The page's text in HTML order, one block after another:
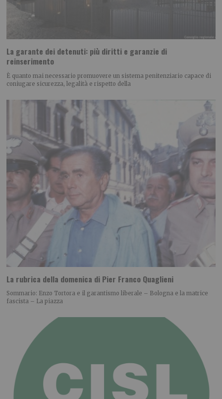
La garante dei detenuti: più diritti e garanzie di
reinserimento
È quanto mai necessario promuovere un sistema penitenziario capace di
coniugare sicurezza, legalità e rispetto della
La rubrica della domenica di Pier Franco Quaglieni
Sommario: Enzo Tortora e il garantismo liberale – Bologna e la matrice
fascista – La piazza